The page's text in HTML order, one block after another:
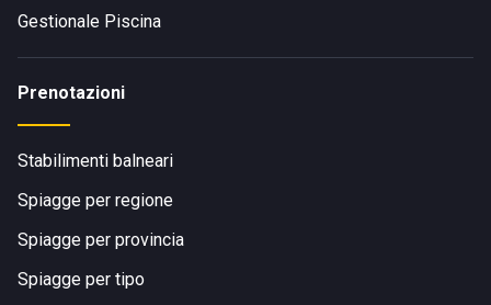
Gestionale Piscina
Prenotazioni
Stabilimenti balneari
Spiagge per regione
Spiagge per provincia
Spiagge per tipo